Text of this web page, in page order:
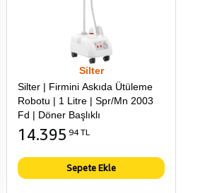
Silter
Silter | Firmini Askıda Ütüleme
Robotu | 1 Litre | Spr/Mn 2003
Fd | Döner Başlıklı
14.395 94 TL
Sepete Ekle